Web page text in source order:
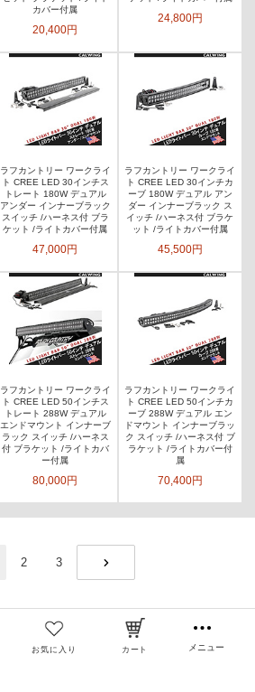
カバー付属
20,400円
24,800円
ラフカントリー ワークライ
ト CREE LED 30インチス
トレート 180W デュアル
アンダー インナーブラック
スイッチ /ハーネス付 ブラ
ケット /ライトカバー付属
47,000円
ラフカントリー ワークライ
ト CREE LED 30インチカ
ーブ 180W デュアル アン
ダー インナーブラック ス
イッチ /ハーネス付 ブラケ
ット /ライトカバー付属
45,500円
ラフカントリー ワークライ
ト CREE LED 50インチス
トレート 288W デュアル
エンドマウント インナーブ
ラック スイッチ /ハーネス
付 ブラケット /ライトカバ
ー付属
80,000円
ラフカントリー ワークライ
ト CREE LED 50インチカ
ーブ 288W デュアル エン
ドマウント インナーブラッ
ク スイッチ /ハーネス付 ブ
ラケット /ライトカバー付
属
70,400円
2
3
お気に入り カート メニュー